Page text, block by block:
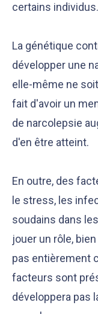
certains individus.
La génétique
développer une
elle-même ne
fait d'avoir un
de narcolepsie
d'en être atteint.
En outre, des
le stress, les
soudains dans
jouer un rôle,
pas entièrement
facteurs sont
développera pas